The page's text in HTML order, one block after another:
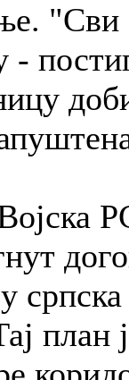
-
српска
план